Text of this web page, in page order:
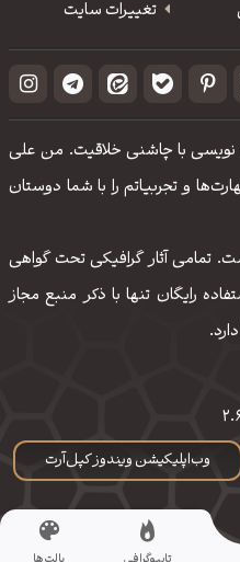
تغییرات سایت
نویسی با چاشنی خلاقیت. من علی
و تجربیاتم را با شما دوستان
تمامی آثار گرافیکی تحت گواهی
رایگان تنها با ذکر منبع مجاز
وب‌اپلیکیشن ویندوز کپل‌آرت